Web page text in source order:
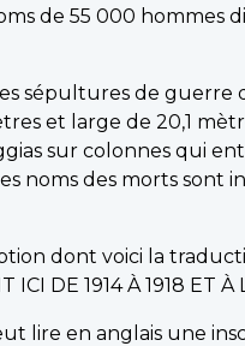
de 55 000 hommes
sépultures de
et large de 20,1
sur colonnes qui
noms des morts sont
dont voici la
DE 1914 À 1918 ET
lire en anglais une